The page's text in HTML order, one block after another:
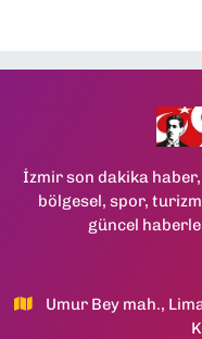
İzmir son dakika
bölgesel, spor,
güncel
Umur Bey mah.,